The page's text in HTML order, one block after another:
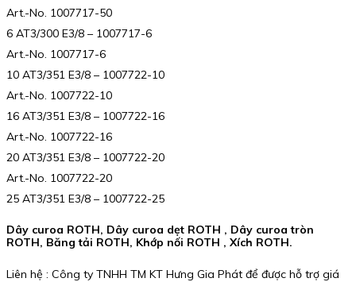
Art.-No. 1007717-50
6 AT3/300 E3/8 – 1007717-6
Art.-No. 1007717-6
10 AT3/351 E3/8 – 1007722-10
Art.-No. 1007722-10
16 AT3/351 E3/8 – 1007722-16
Art.-No. 1007722-16
20 AT3/351 E3/8 – 1007722-20
Art.-No. 1007722-20
25 AT3/351 E3/8 – 1007722-25
Dây curoa ROTH, Dây curoa dẹt ROTH , Dây curoa tròn
ROTH, Băng tải ROTH, Khớp nối ROTH , Xích ROTH.
Liên hệ : Công ty TNHH TM KT Hưng Gia Phát để được hỗ trợ giá